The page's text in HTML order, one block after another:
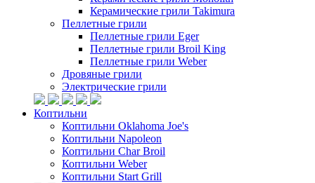
Керамические грили Takimura
Пеллетные грили
Пеллетные грили Eger
Пеллетные грили Broil King
Пеллетные грили Weber
Дровяные грили
Электрические грили
Коптильни
Коптильни Oklahoma Joe's
Коптильни Napoleon
Коптильни Char Broil
Коптильни Weber
Коптильни Start Grill